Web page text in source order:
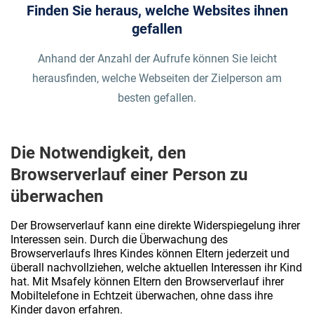
Finden Sie heraus, welche Websites ihnen
gefallen
Anhand der Anzahl der Aufrufe können Sie leicht
herausfinden, welche Webseiten der Zielperson am
besten gefallen.
Die Notwendigkeit, den
Browserverlauf einer Person zu
überwachen
Der Browserverlauf kann eine direkte Widerspiegelung ihrer
Interessen sein. Durch die Überwachung des
Browserverlaufs Ihres Kindes können Eltern jederzeit und
überall nachvollziehen, welche aktuellen Interessen ihr Kind
hat. Mit Msafely können Eltern den Browserverlauf ihrer
Mobiltelefone in Echtzeit überwachen, ohne dass ihre
Kinder davon erfahren.